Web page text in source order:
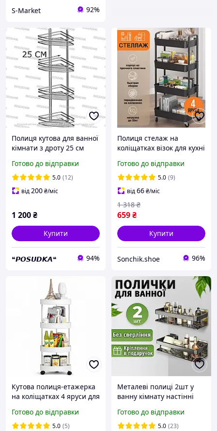
S-Market 92%
Полиця кутова для ванної
кімнати з дроту 25 см
контури
Готово до відправки
5.0 (12)
від200₴/міс
1 200₴
Купити
❝𝙋𝙊𝙎𝙐𝘿𝙆𝘼❝ 94%
Полиця стелаж на
коліщатках візок для кухні
коліщатках 4-х ярусна
Кухонна етажерка
Готово до відправки
5.0 (9)
від66₴/міс
659₴
1 318 ₴
Купити
Sonchik.shoe 96%
Кутова полиця-етажерка
на коліщатках 4 яруси для
компактний мобільний
стелаж 90 см
Готово до відправки
5.0 (5)
Металеві полиці 2шт у
ванну кімнату настінні
кухні на присосках з
гачками
Готово до відправки
5.0 (23)